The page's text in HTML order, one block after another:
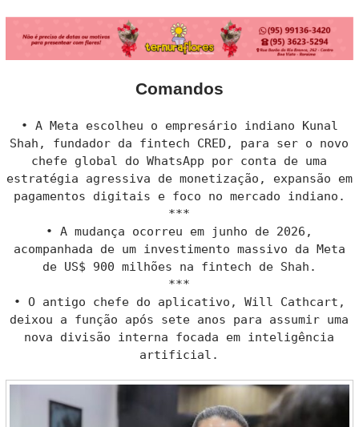
Comandos
• A Meta escolheu o empresário indiano Kunal
Shah, fundador da fintech CRED, para ser o novo
chefe global do WhatsApp por conta de uma
estratégia agressiva de monetização, expansão em
pagamentos digitais e foco no mercado indiano.
***
• A mudança ocorreu em junho de 2026,
acompanhada de um investimento massivo da Meta
de US$ 900 milhões na fintech de Shah.
***
• O antigo chefe do aplicativo, Will Cathcart,
deixou a função após sete anos para assumir uma
nova divisão interna focada em inteligência
artificial.